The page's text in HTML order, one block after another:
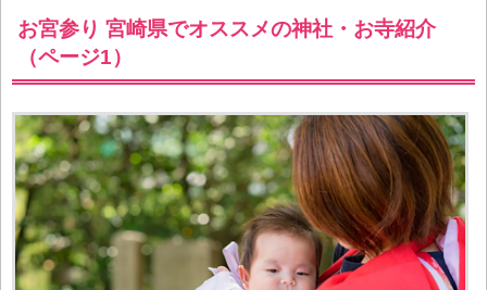
お宮参り 宮崎県でオススメの神社・お寺紹介
（ページ1）